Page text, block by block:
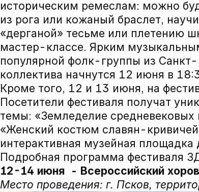
историческим ремеслам: можно
из рога или кожаный браслет,
«дерганой» тесьме или плетению
мастер-классе. Ярким
популярной фолк-группы из
коллектива начнутся 12 июня в
Кроме того, 12 и 13 июня, на
Посетители фестиваля получат
темы: «Земледелие
«Женский костюм славян-
интерактивная музейная
Подробная программа фестиваля
12-14 июня - Всероссийский
Место проведения: г. Псков,